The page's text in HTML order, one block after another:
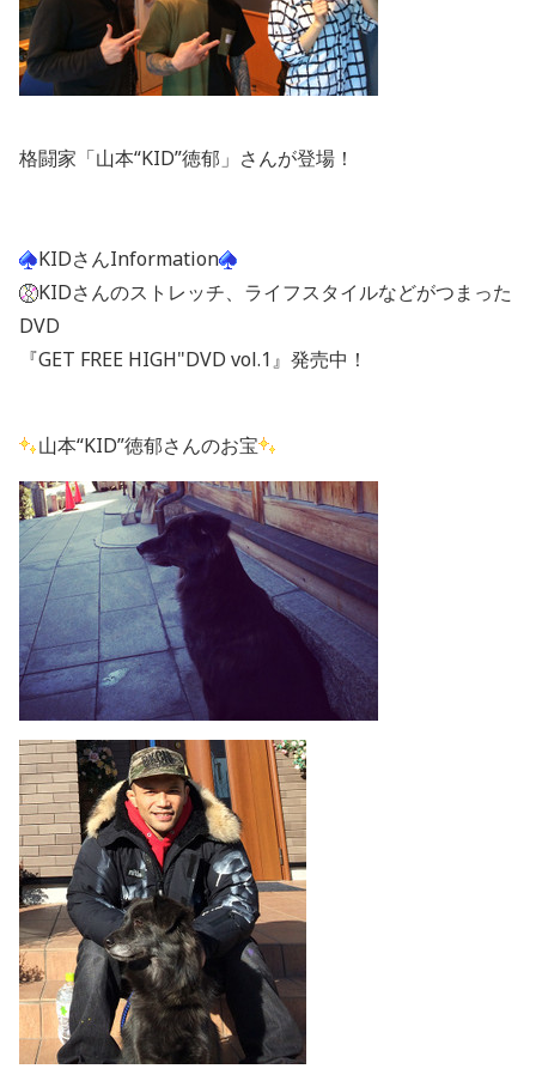
格闘家「山本“KID”徳郁」さんが登場！
KIDさんInformation
KIDさんのストレッチ、ライフスタイルなどがつまった
DVD
『GET FREE HIGH"DVD vol.1』発売中！
山本“KID”徳郁さんのお宝